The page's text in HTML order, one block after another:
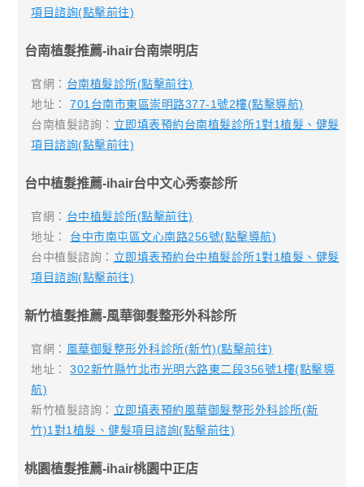
項目諮詢(點擊前往)
台南植髮推薦-ihair台南崇明店
官網： 台南植髮診所(點擊前往)
地址：701台南市東區崇明路377-1號2樓(點擊導航)
台南植髮諮詢： 立即填表預約台南植髮診所1對1植髮、健髮
項目諮詢(點擊前往)
台中植髮推薦-ihair台中文心秀泰診所
官網： 台中植髮診所(點擊前往)
地址： 台中市南屯區文心南路256號(點擊導航)
台中植髮諮詢： 立即填表預約台中植髮診所1對1植髮、健髮
項目諮詢(點擊前往)
新竹植髮推薦-風華御髮整形外科診所
官網： 風華御髮整形外科診所(新竹)(點擊前往)
地址：302新竹縣竹北市光明六路東二段356號1樓(點擊導
航)
新竹植髮諮詢： 立即填表預約風華御髮整形外科診所(新
竹)1對1植髮、健髮項目諮詢(點擊前往)
桃園植髮推薦-ihair桃園中正店